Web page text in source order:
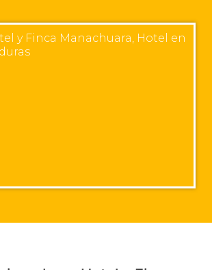
y Finca Manachuara, Hotel en